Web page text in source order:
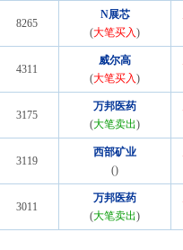
8265
N展芯
(大笔买入)
4311
威尔高
(大笔买入)
3175
万邦医药
(大笔卖出)
3119
西部矿业
()
3011
万邦医药
(大笔卖出)